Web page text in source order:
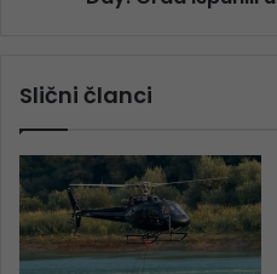
Slični članci